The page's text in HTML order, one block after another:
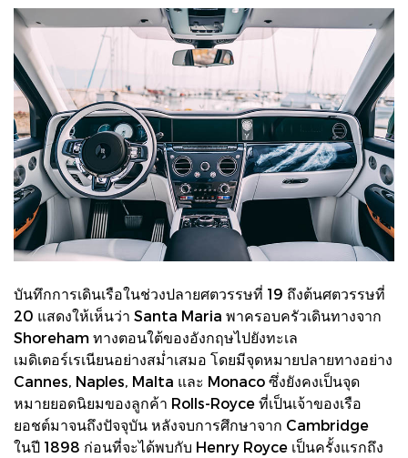
บันทึกการเดินเรือในช่วงปลายศตวรรษที่ 19 ถึงต้นศตวรรษที่
20 แสดงให้เห็นว่า Santa Maria พาครอบครัวเดินทางจาก
Shoreham ทางตอนใต้ของอังกฤษไปยังทะเล
เมดิเตอร์เรเนียนอย่างสม่ำเสมอ โดยมีจุดหมายปลายทางอย่าง
Cannes, Naples, Malta และ Monaco ซึ่งยังคงเป็นจุด
หมายยอดนิยมของลูกค้า Rolls-Royce ที่เป็นเจ้าของเรือ
ยอชต์มาจนถึงปัจจุบัน หลังจบการศึกษาจาก Cambridge
ในปี 1898 ก่อนที่จะได้พบกับ Henry Royce เป็นครั้งแรกถึง